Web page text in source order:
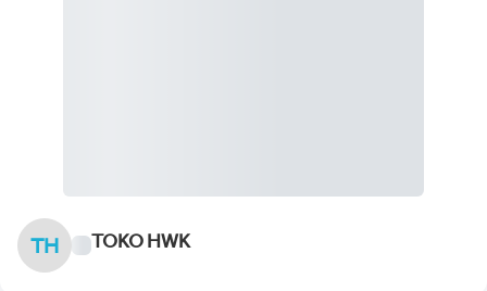
TH TOKO HWK